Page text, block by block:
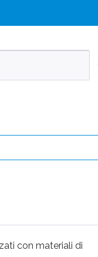
con materiali di